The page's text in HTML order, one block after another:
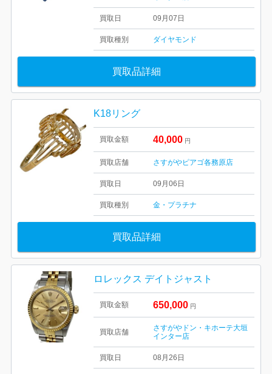
買取日 09月07日
買取種別 ダイヤモンド
買取品詳細
K18リング
買取金額 40,000 円
買取店舗 さすがやピアゴ各務原店
買取日 09月06日
買取種別 金・プラチナ
買取品詳細
ロレックス デイトジャスト
買取金額 650,000 円
買取店舗
さすがやドン・キホーテ大垣
インター店
買取日 08月26日